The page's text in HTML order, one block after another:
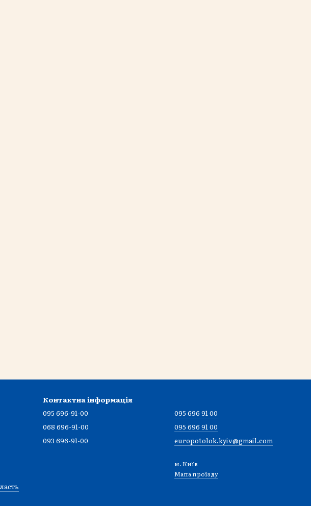
Контактна інформація
095 696-91-00
068 696-91-00
093 696-91-00
095 696 91 00
095 696 91 00
europotolok.kyiv@gmail.com
м. Київ
Мапа проїзду